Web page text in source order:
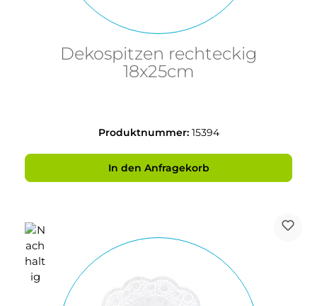
Dekospitzen rechteckig
18x25cm
Produktnummer: 15394
In den Anfragekorb